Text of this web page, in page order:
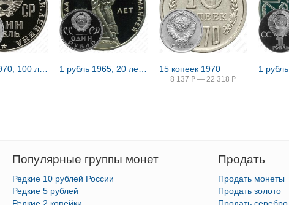
15 копеек 1970
8 137 ₽ — 22 318 ₽
Популярные группы монет
Редкие 10 рублей России
Редкие 5 рублей
Продать
Продать монеты
Продать золото